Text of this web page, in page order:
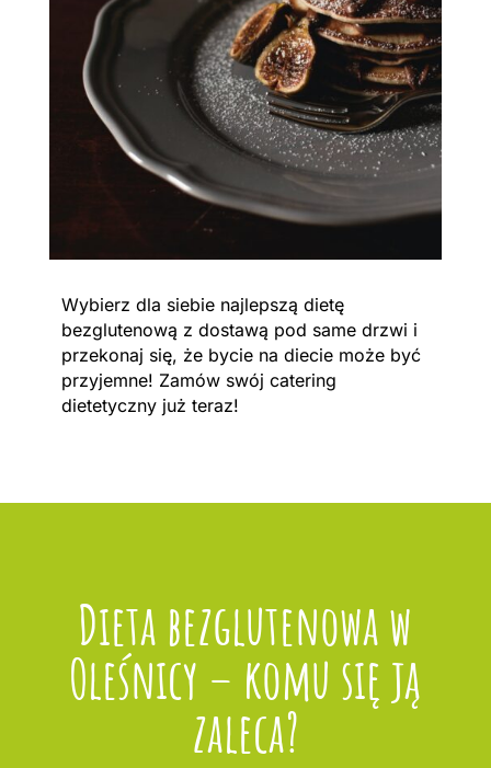
Wybierz dla siebie najlepszą dietę
bezglutenową z dostawą pod same drzwi i
przekonaj się, że bycie na diecie może być
przyjemne! Zamów swój catering
dietetyczny już teraz!
Dieta bezglutenowa w
Oleśnicy – komu się ją
zaleca?